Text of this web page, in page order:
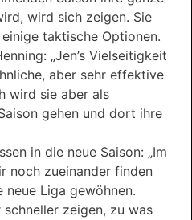
wird sich zeigen. Sie
taktische Optionen.
„Jen’s Vielseitigkeit
aber sehr effektive
wird sie aber als
gehen und dort ihre
in die neue Saison: „Im
noch zueinander finden
neue Liga gewöhnen.
zeigen, zu was